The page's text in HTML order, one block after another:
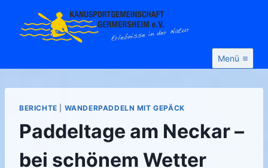
Inhalt
springen
Menü
BERICHTE WANDERPADDELN MIT GEPÄCK
Paddeltage am Neckar –
bei schönem Wetter